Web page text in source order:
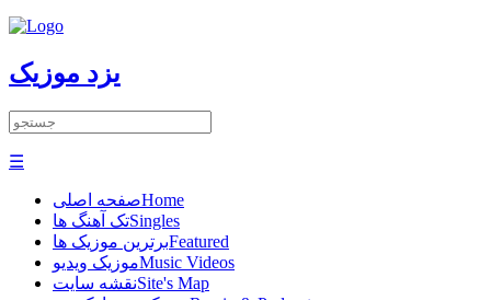
یزد موزیک
☰
صفحه اصلیHome
تک آهنگ هاSingles
برترین موزیک هاFeatured
موزیک ویدیوMusic Videos
نقشه سایتSite's Map